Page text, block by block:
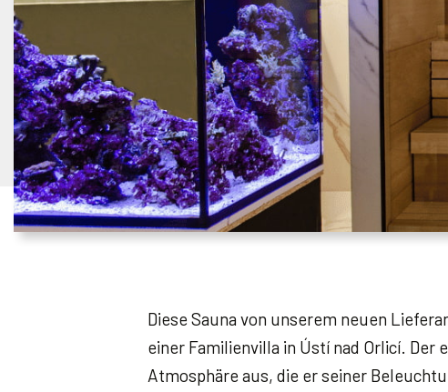
Diese Sauna von unserem neuen
einer Familienvilla in Ústí nad Orlicí.
Atmosphäre aus, die er seiner